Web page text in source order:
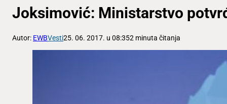
Joksimović: Ministarstvo
Autor: EWBVesti25. 06. 2017. u 08:352 minuta čitanja